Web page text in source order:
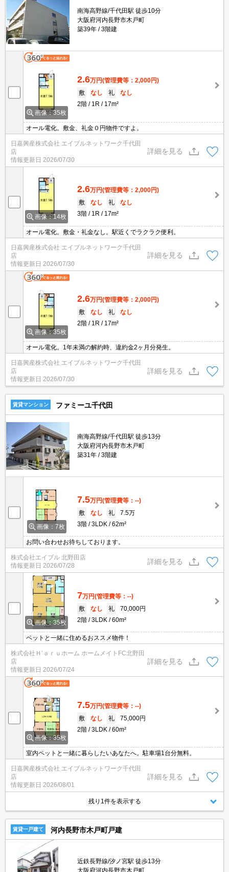
南海高野線/千代田駅 徒歩10分
大阪府河内長野市木戸町
築39年
3階建
画像：35枚
2.6万円(管理費等：2,000円)
敷
なし 礼
なし
2階
1R 17m²
オール電化。敷金、礼金０円物件ですよ。
日嘉興産株式会社 エイブルネットワーク千代田
店
情報更新日 2026/07/30
詳細を見る
画像：14枚
2.6万円(管理費等：2,000円)
敷
なし 礼
なし
3階
1R 17m²
オール電化。敷金・礼金なし。駅近くでラクラク便利。
日嘉興産株式会社 エイブルネットワーク千代田
店
情報更新日 2026/07/30
詳細を見る
画像：35枚
2.6万円(管理費等：2,000円)
敷
なし 礼
なし
2階
1R 17m²
オール電化。1年未満の解約時、違約金2ヶ月分発生。
日嘉興産株式会社 エイブルネットワーク千代田
店
情報更新日 2026/07/30
詳細を見る
賃貸マンション ファミーユ千代田
南海高野線/千代田駅 徒歩13分
大阪府河内長野市木戸町
築31年
3階建
画像：7枚
7.5万円(管理費等：--)
敷
なし 礼
7.5万
3階
3LDK 62m²
お問い合わせお待ちしております。
株式会社エイブル 北野田店
情報更新日 2026/07/28
詳細を見る
画像：35枚
7万円(管理費等：--)
敷
なし 礼
70,000円
2階
3LDK 60m²
ペットと一緒に住めるおススメ物件！
株式会社Ｈ’ａｒｕホーム ホームメイトFC北野田
店
情報更新日 2026/07/24
詳細を見る
画像：35枚
7.5万円(管理費等：--)
敷
なし 礼
75,000円
2階
3LDK 60m²
室内ペットと一緒に暮らしたいあなたへ。駐車場1台分無料。
日嘉興産株式会社 エイブルネットワーク千代田
店
情報更新日 2026/08/01
詳細を見る
残り1件を表示する
賃貸一戸建て 河内長野市木戸町戸建
近鉄長野線/汐ノ宮駅 徒歩13分